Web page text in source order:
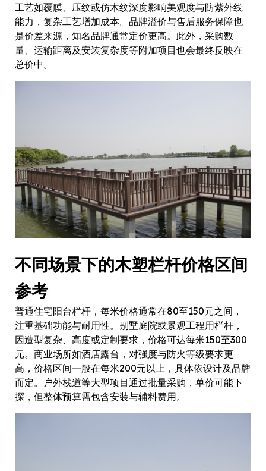
工艺如覆膜、压纹或仿木纹深度影响美观度与防紫外线
能力，复杂工艺增加成本。品牌溢价与售后服务保障也
是价差来源，知名品牌通常定价更高。此外，采购数
量、运输距离及安装复杂度等附加项目也会最终反映在
总价中。
不同场景下的木塑栏杆价格区间
参考
普通住宅阳台栏杆，每米价格通常在80至150元之间，
注重基础功能与耐用性。别墅庭院或景观工程用栏杆，
因造型复杂、高度或定制要求，价格可达每米150至300
元。商业场所如酒店露台，对强度与防火等级要求更
高，价格区间一般在每米200元以上，具体依设计及品牌
而定。户外栈道等大型项目通过批量采购，单价可能下
探，但整体预算需包含安装与辅料费用。